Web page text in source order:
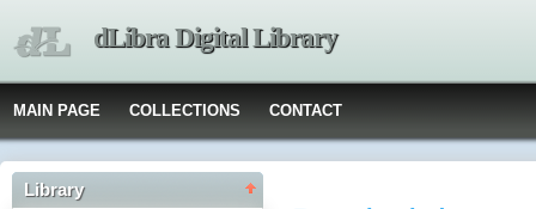
dLibra Digital Library
MAIN PAGE COLLECTIONS CONTACT
Library